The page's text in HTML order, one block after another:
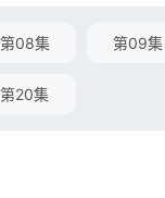
第08集 第09集
第20集